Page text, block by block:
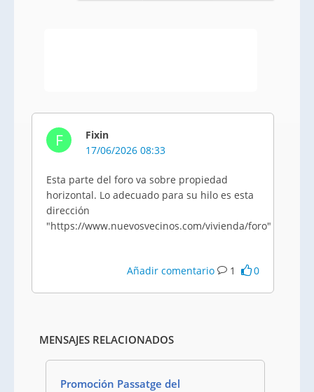
F
Fixin
17/06/2026 08:33
Esta parte del foro va sobre propiedad
horizontal. Lo adecuado para su hilo es esta
dirección
"https://www.nuevosvecinos.com/vivienda/foro"
Añadir comentario 1 0
MENSAJES RELACIONADOS
Promoción Passatge del